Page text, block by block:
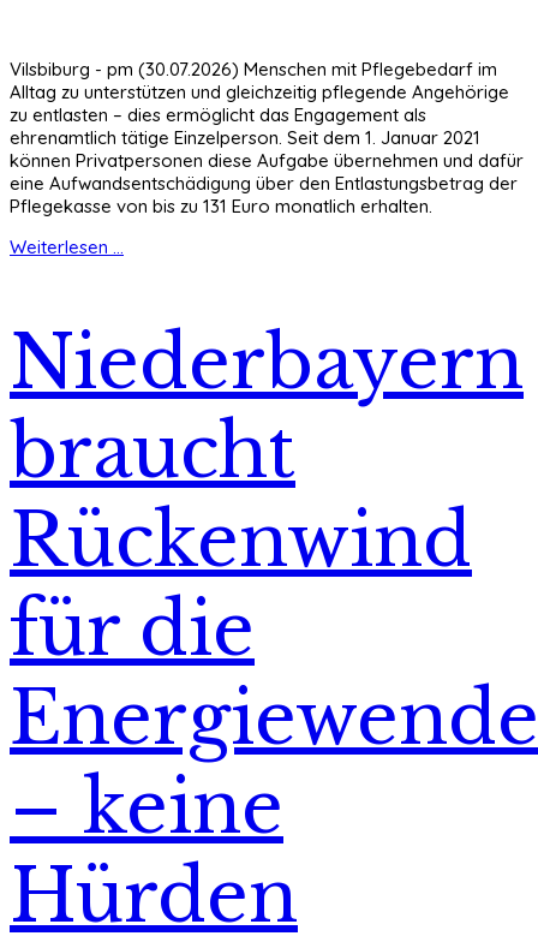
Vilsbiburg - pm (30.07.2026) Menschen mit Pflegebedarf im
Alltag zu unterstützen und gleichzeitig pflegende Angehörige
zu entlasten – dies ermöglicht das Engagement als
ehrenamtlich tätige Einzelperson. Seit dem 1. Januar 2021
können Privatpersonen diese Aufgabe übernehmen und dafür
eine Aufwandsentschädigung über den Entlastungsbetrag der
Pflegekasse von bis zu 131 Euro monatlich erhalten.
Weiterlesen ...
Niederbayern
braucht
Rückenwind
für die
Energiewende
– keine
Hürden